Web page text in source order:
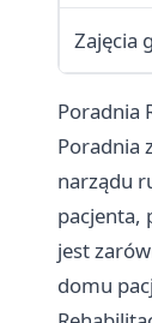
Zajęcia
Poradnia
Poradnia
narządu
pacjenta,
jest
domu